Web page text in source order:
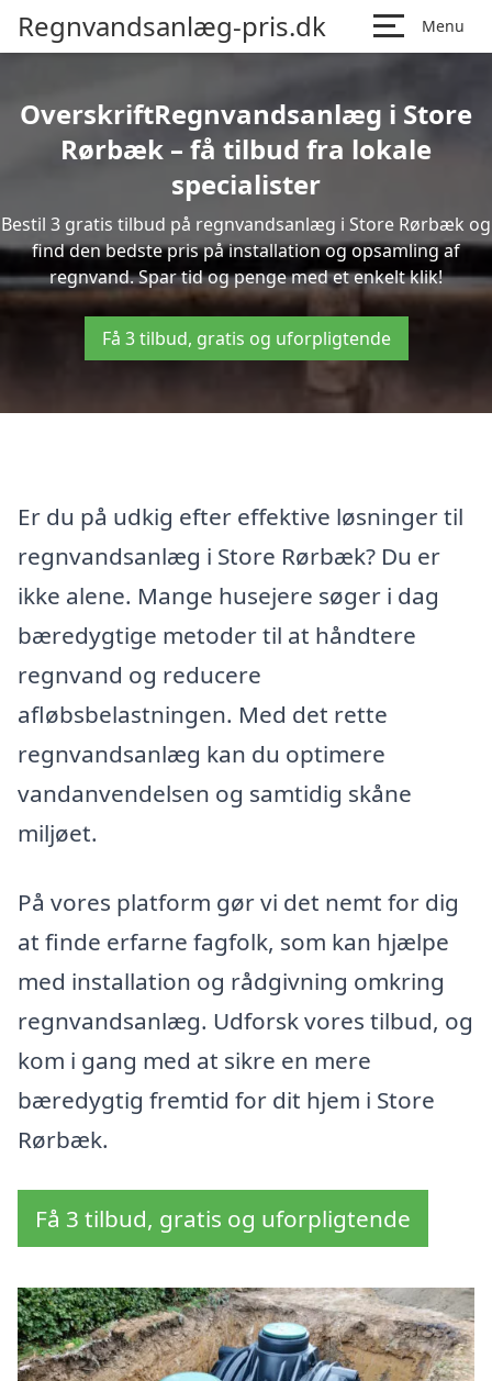
Regnvandsanlæg-pris.dk Menu
OverskriftRegnvandsanlæg i Store
Rørbæk – få tilbud fra lokale
specialister
Bestil 3 gratis tilbud på regnvandsanlæg i Store Rørbæk og
find den bedste pris på installation og opsamling af
regnvand. Spar tid og penge med et enkelt klik!
Få 3 tilbud, gratis og uforpligtende
Er du på udkig efter effektive løsninger til
regnvandsanlæg i Store Rørbæk? Du er
ikke alene. Mange husejere søger i dag
bæredygtige metoder til at håndtere
regnvand og reducere
afløbsbelastningen. Med det rette
regnvandsanlæg kan du optimere
vandanvendelsen og samtidig skåne
miljøet.
På vores platform gør vi det nemt for dig
at finde erfarne fagfolk, som kan hjælpe
med installation og rådgivning omkring
regnvandsanlæg. Udforsk vores tilbud, og
kom i gang med at sikre en mere
bæredygtig fremtid for dit hjem i Store
Rørbæk.
Få 3 tilbud, gratis og uforpligtende